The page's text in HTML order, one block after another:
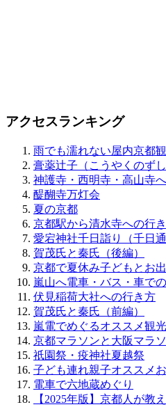
アクセスランキング
雨でも濡れない屋内京都
膏薬辻子（こうやくのずし
神護寺・西明寺・高山寺
醍醐寺万灯会
夏の京都
京都駅から清水寺への行
愛宕神社千日詣り（千日通
賀茂氏と秦氏（後編）
京都で夏休み子どもとお
嵐山へ電車・バス・車で
伏見稲荷大社への行き方
賀茂氏と秦氏（前編）
嵐電でめぐるオススメ観
京都マラソンと大阪マラ
祇園祭・疫神社夏越祭
子ども連れ親子オススメ
電車で六地蔵めぐり
【2025年版】京都人が教